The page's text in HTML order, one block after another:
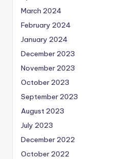
March 2024
February 2024
January 2024
December 2023
November 2023
October 2023
September 2023
August 2023
July 2023
December 2022
October 2022